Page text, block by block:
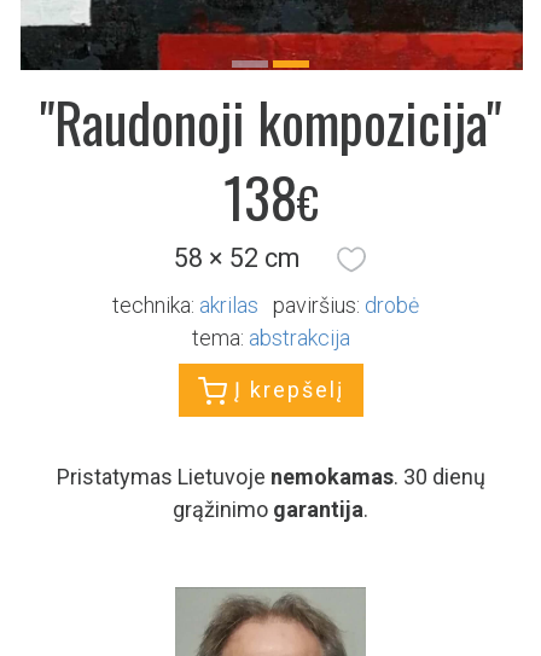
"Raudonoji kompozicija"
138€
58 × 52 cm
technika: akrilas paviršius: drobė
tema: abstrakcija
Į krepšelį
Pristatymas Lietuvoje nemokamas. 30 dienų
grąžinimo garantija.